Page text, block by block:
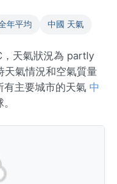
年平均 中國 天氣
天氣狀況為 partly
氣情況和空氣質量
主要城市的天氣 中